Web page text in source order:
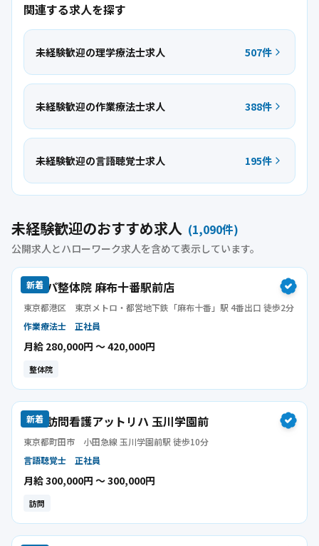
関連する求人を探す
未経験歓迎の理学療法士求人 507件
未経験歓迎の作業療法士求人 388件
未経験歓迎の言語聴覚士求人 195件
未経験歓迎のおすすめ求人 (1,090件)
公開求人とハローワーク求人を含めて表示しています。
新着
カッパ整体院 麻布十番駅前店
東京都港区 東京メトロ・都営地下鉄「麻布十番」駅 4番出口 徒歩2分
作業療法士 正社員
月給 280,000円 〜 420,000円
整体院
新着
指定訪問看護アットリハ 玉川学園前
東京都町田市 小田急線 玉川学園前駅 徒歩10分
言語聴覚士 正社員
月給 300,000円 〜 300,000円
訪問